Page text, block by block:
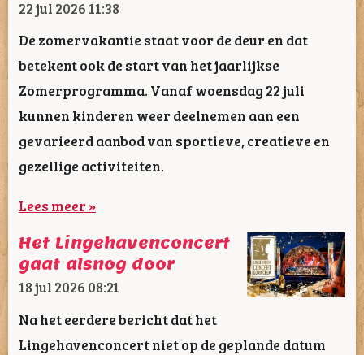
22 jul 202611:38
De zomervakantie staat voor de deur en dat
betekent ook de start van het jaarlijkse
Zomerprogramma. Vanaf woensdag 22 juli
kunnen kinderen weer deelnemen aan een
gevarieerd aanbod van sportieve, creatieve en
gezellige activiteiten.
Lees meer »
Het Lingehavenconcert
gaat alsnog door
18 jul 2026 08:21
Na het eerdere bericht dat het
Lingehavenconcert niet op de geplande datum